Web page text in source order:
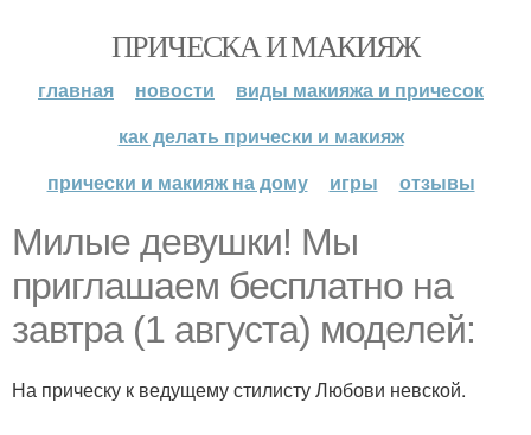
ПРИЧЕСКА И МАКИЯЖ
главная новости
виды макияжа и причесок
как делать прически и макияж
прически и макияж на дому
игры отзывы
Милые девушки! Мы
приглашаем бесплатно на
завтра (1 августа) моделей:
На прическу к ведущему стилисту Любови невской.